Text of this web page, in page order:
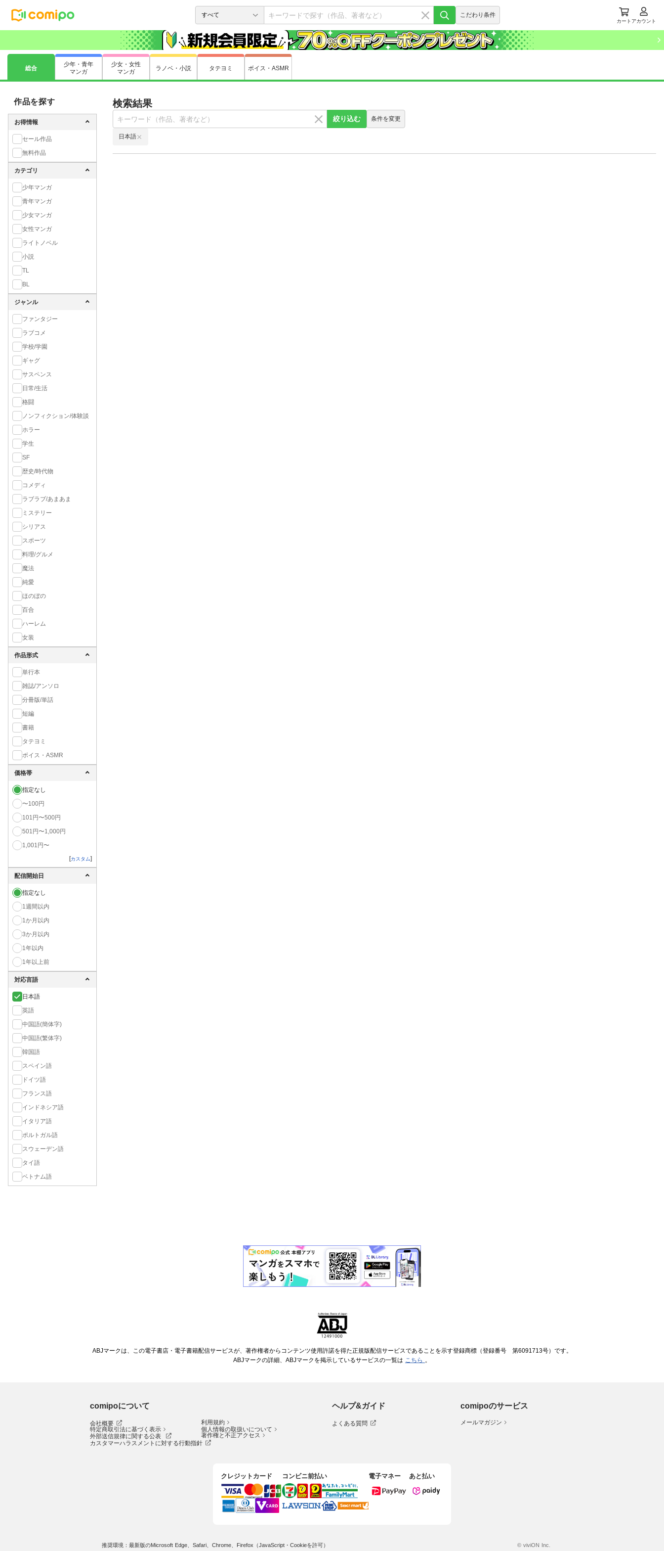
こだわり条件
カート アカウント
総合
少年・青年
マンガ
少女・女性
マンガ
ラノベ・小説 タテヨミ ボイス・ASMR
作品を探す
お得情報
セール作品
無料作品
カテゴリ
少年マンガ
青年マンガ
少女マンガ
女性マンガ
ライトノベル
小説
TL
BL
ジャンル
ファンタジー
ラブコメ
学校/学園
ギャグ
サスペンス
日常/生活
格闘
ノンフィクション/体験談
ホラー
学生
SF
歴史/時代物
コメディ
ラブラブ/あまあま
ミステリー
シリアス
スポーツ
料理/グルメ
魔法
純愛
ほのぼの
百合
ハーレム
女装
作品形式
単行本
雑誌/アンソロ
分冊版/単話
短編
書籍
タテヨミ
ボイス・ASMR
価格帯
指定なし
〜100円
101円〜500円
501円〜1,000円
1,001円〜
[カスタム]
配信開始日
指定なし
1週間以内
1か月以内
3か月以内
1年以内
1年以上前
対応言語
日本語
英語
中国語(簡体字)
中国語(繁体字)
韓国語
スペイン語
ドイツ語
フランス語
インドネシア語
イタリア語
ポルトガル語
スウェーデン語
タイ語
ベトナム語
検索結果
絞り込む 条件を変更
日本語
ABJマークは、この電子書店・電子書籍配信サービスが、著作権者からコンテンツ使用許諾を得た正規版配信サービスであることを示す登録商標（登録番号 第6091713号）です。
ABJマークの詳細、ABJマークを掲示しているサービスの一覧は こちら 。
comipoについて
会社概要
利用規約
特定商取引法に基づく表示
個人情報の取扱いについて
外部送信規律に関する公表
著作権と不正アクセス
カスタマーハラスメントに対する行動指針
ヘルプ&ガイド
よくある質問
comipoのサービス
メールマガジン
クレジットカード コンビニ前払い 電子マネー あと払い
推奨環境：最新版のMicrosoft Edge、Safari、Chrome、Firefox（JavaScript・Cookieを許可） © viviON Inc.